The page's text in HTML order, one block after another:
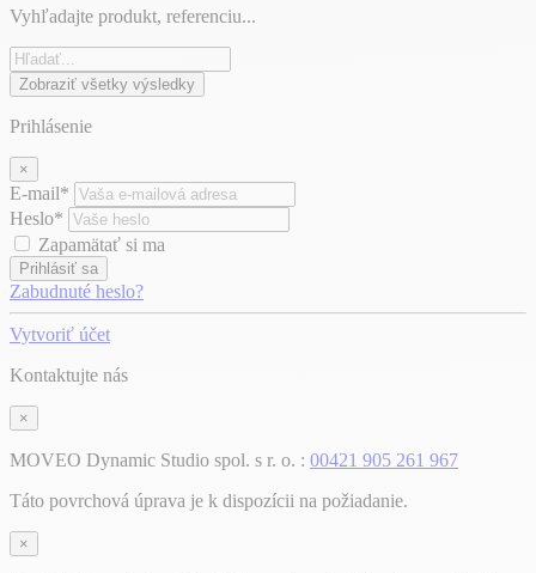
Vyhľadajte produkt, referenciu...
Zobraziť všetky výsledky
Prihlásenie
×
E-mail*
Heslo*
Zapamätať si ma
Prihlásiť sa
Zabudnuté heslo?
Vytvoriť účet
Kontaktujte nás
×
MOVEO Dynamic Studio spol. s r. o. : 00421 905 261 967
Táto povrchová úprava je k dispozícii na požiadanie.
×